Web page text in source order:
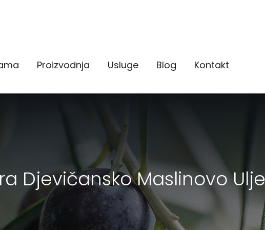
Proizvodnja Usluge Blog Kontakt
Djevičansko Maslinovo Ulje